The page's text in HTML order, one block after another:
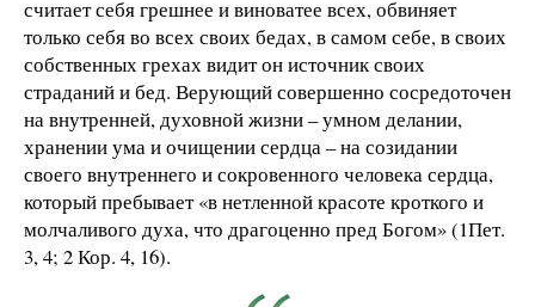
считает себя грешнее и виноватее всех, обвиняет
только себя во всех своих бедах, в самом себе, в своих
собственных грехах видит он источник своих
страданий и бед. Верующий совершенно сосредоточен
на внутренней, духовной жизни – умном делании,
хранении ума и очищении сердца – на созидании
своего внутреннего и сокровенного человека сердца,
который пребывает «в нетленной красоте кроткого и
молчаливого духа, что драгоценно пред Богом» (1Пет.
3, 4; 2 Кор. 4, 16).